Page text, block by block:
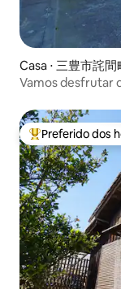
Casa ⋅ 三豊市詫間
Vamos desfrutar
Entre os
Preferido dos